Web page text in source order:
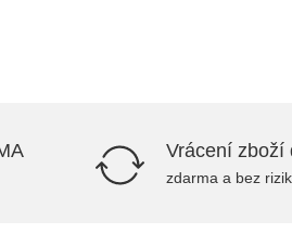
Vrácení zboží
zdarma a bez